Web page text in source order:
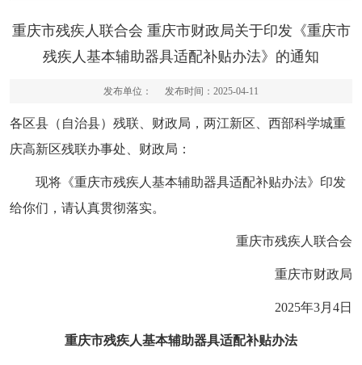
重庆市残疾人联合会 重庆市财政局关于印发《重庆市
残疾人基本辅助器具适配补贴办法》的通知
发布单位： 发布时间：2025-04-11
各区县（自治县）残联、财政局，两江新区、西部科学城重
庆高新区残联办事处、财政局：
现将《重庆市残疾人基本辅助器具适配补贴办法》印发
给你们，请认真贯彻落实。
重庆市残疾人联合会
重庆市财政局
2025年3月4日
重庆市残疾人基本辅助器具适配补贴办法